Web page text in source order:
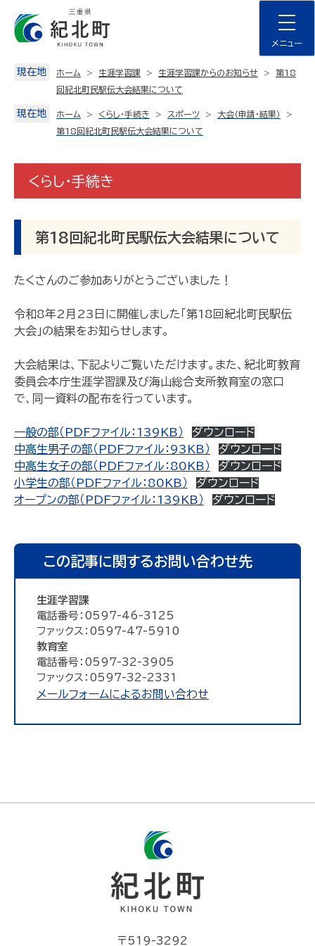
content
メニュー
現在地 ホーム 生涯学習課 生涯学習課からのお知らせ
第18
回紀北町民駅伝大会結果について
現在地 ホーム くらし・手続き スポーツ
大会（申請・結果）
第18回紀北町民駅伝大会結果について
くらし・手続き
第18回紀北町民駅伝大会結果について
たくさんのご参加ありがとうございました！
令和8年2月23日に開催しました「第18回紀北町民駅伝
大会」の結果をお知らせします。
大会結果は、下記よりご覧いただけます。また、紀北町教育
委員会本庁生涯学習課及び海山総合支所教育室の窓口
で、同一資料の配布を行っています。
一般の部（PDFファイル：139KB）
ダウンロード
中高生男子の部（PDFファイル：93KB）
ダウンロード
中高生女子の部（PDFファイル：80KB）
ダウンロード
小学生の部（PDFファイル：80KB）
ダウンロード
オープンの部（PDFファイル：139KB）
ダウンロード
この記事に関するお問い合わせ先
生涯学習課
電話番号：0597-46-3125
ファックス：0597-47-5910
教育室
電話番号：0597-32-3905
ファックス：0597-32-2331
メールフォームによるお問い合わせ
〒519-3292